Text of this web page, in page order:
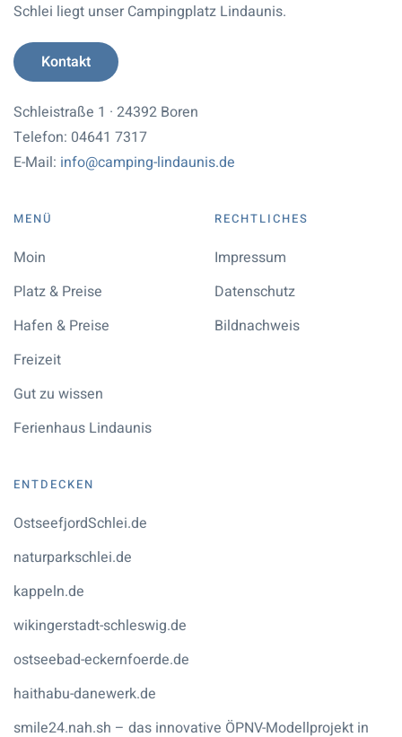
Schlei liegt unser Campingplatz Lindaunis.
Kontakt
Schleistraße 1 · 24392 Boren
Telefon: 04641 7317
E-Mail: info@camping-lindaunis.de
MENÜ
Moin
Platz & Preise
Hafen & Preise
Freizeit
Gut zu wissen
Ferienhaus Lindaunis
RECHTLICHES
Impressum
Datenschutz
Bildnachweis
ENTDECKEN
OstseefjordSchlei.de
naturparkschlei.de
kappeln.de
wikingerstadt-schleswig.de
ostseebad-eckernfoerde.de
haithabu-danewerk.de
smile24.nah.sh – das innovative ÖPNV-Modellprojekt in